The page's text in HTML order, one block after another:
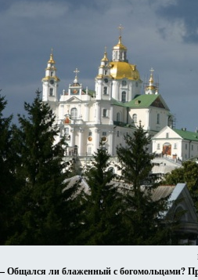
– Общался ли блаженный с богомольцами?